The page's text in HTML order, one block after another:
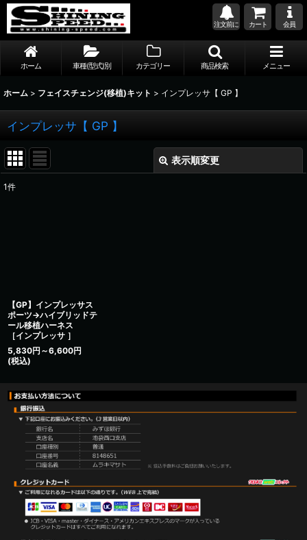
注文前に カート 会員
ホーム 車種(型式)別 カテゴリー 商品検索 メニュー
ホーム > フェイスチェンジ(移植)キット > インプレッサ【 GP 】
インプレッサ【 GP 】
表示順変更
1件
【GP】インプレッサス
ポーツ→ハイブリッドテ
ール移植ハーネス
［インプレッサ ］
5,830円 ～6,600円
(税込)